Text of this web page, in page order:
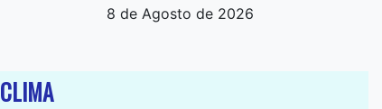
8 de Agosto de 2026
CLIMA